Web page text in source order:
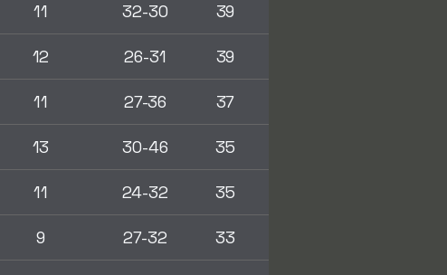
11 32-30 39
12 26-31 39
11 27-36 37
13 30-46 35
11 24-32 35
9 27-32 33